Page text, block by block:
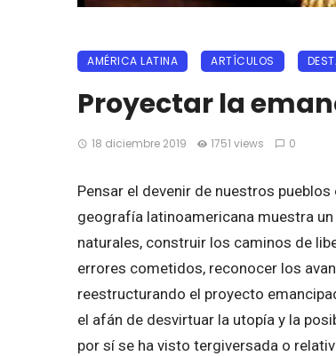
AMÉRICA LATINA ARTÍCULOS
Proyectar la
18 diciembre 2019 1751 views 0
Pensar el devenir de nuestros
geografía latinoamericana muestra
naturales, construir los caminos de
errores cometidos, reconocer los
reestructurando el proyecto
el afán de desvirtuar la utopía y la
por sí se ha visto tergiversada o